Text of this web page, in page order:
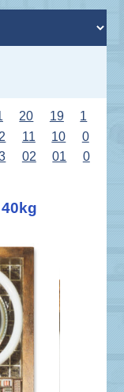
20 19
1
11 10
0
02 01
0